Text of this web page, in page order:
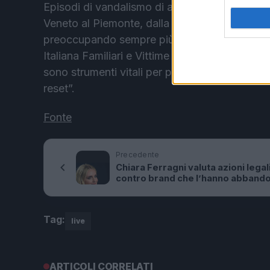
Episodi di vandalismo di autovelox come
Veneto al Piemonte, dalla Lombardia alla
preoccupando sempre più i comuni.
Italiana Familiari e Vittime della Strada,
sono strumenti vitali per prevenire incidenti
reset”.
Fonte
Precedente
Chiara Ferragni valuta azioni legali
contro brand che l’hanno
Tag: live
ARTICOLI CORRELATI